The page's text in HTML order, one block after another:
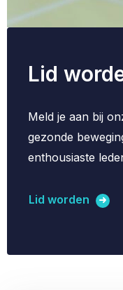
Lid
Meld je aan bij
gezonde
enthousiaste
Lid worden